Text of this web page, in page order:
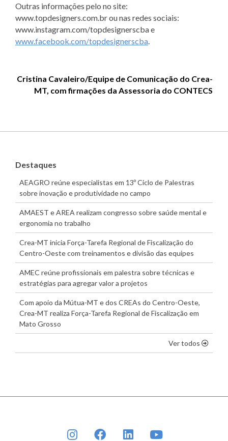
Outras informações pelo no site:
www.topdesigners.com.br ou nas redes sociais:
www.instagram.com/topdesignerscba e
www.facebook.com/topdesignerscba.
Cristina Cavaleiro/Equipe de Comunicação do Crea-
MT, com firmações da Assessoria do CONTECS
Destaques
AEAGRO reúne especialistas em 13º Ciclo de Palestras
sobre inovação e produtividade no campo
AMAEST e AREA realizam congresso sobre saúde mental e
ergonomia no trabalho
Crea-MT inicia Força-Tarefa Regional de Fiscalização do
Centro-Oeste com treinamentos e divisão das equipes
AMEC reúne profissionais em palestra sobre técnicas e
estratégias para agregar valor a projetos
Com apoio da Mútua-MT e dos CREAs do Centro-Oeste,
Crea-MT realiza Força-Tarefa Regional de Fiscalização em
Mato Grosso
Ver todos os
INSTAGRAMFACEBOOKLINKEDIN